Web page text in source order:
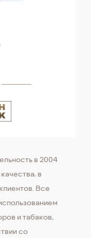
в 2004
в
Все
и табаков,
со